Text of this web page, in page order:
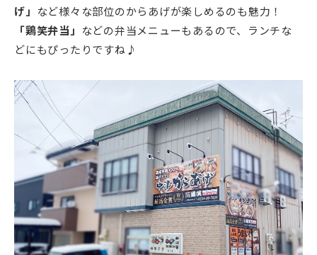
げ」 など様々な部位のからあげが楽しめるのも魅力！
「鶏笑弁当」 などの弁当メニューもあるので、ランチな
どにもぴったりですね♪